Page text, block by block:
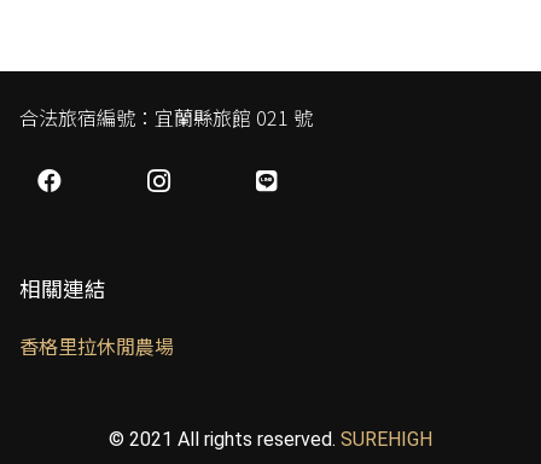
合法旅宿編號：宜蘭縣旅館 021 號
相關連結
香格里拉休閒農場
© 2021 All rights reserved. SUREHIGH